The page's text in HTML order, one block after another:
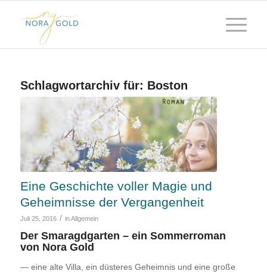
Schlagwortarchiv für: Boston
Eine Geschichte voller Magie und
Geheimnisse der Vergangenheit
Juli 25, 2016 / inAllgemein
Der Smaragdgarten – ein Sommerroman
von Nora Gold
— eine alte Villa, ein düsteres Geheimnis und eine große